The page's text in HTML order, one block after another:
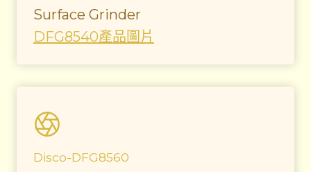
Surface Grinder
DFG8540產品圖片
Disco-DFG8560